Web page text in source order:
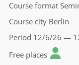
Course format
Course city Berlin
Period 12/6/26 —
Free places